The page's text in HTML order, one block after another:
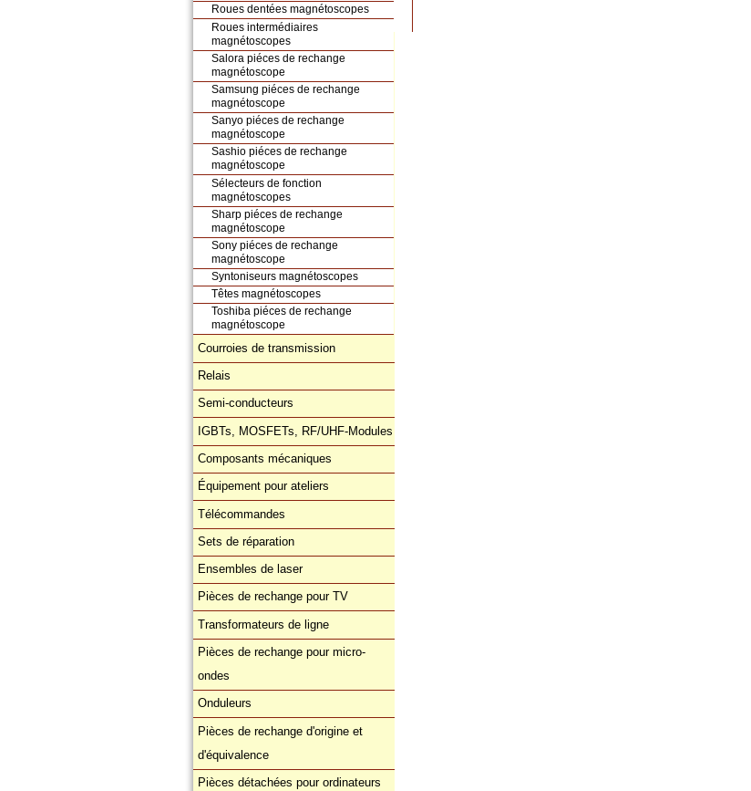
Roues dentées magnétoscopes
Roues intermédiaires
magnétoscopes
Salora piéces de rechange
magnétoscope
Samsung piéces de rechange
magnétoscope
Sanyo piéces de rechange
magnétoscope
Sashio piéces de rechange
magnétoscope
Sélecteurs de fonction
magnétoscopes
Sharp piéces de rechange
magnétoscope
Sony piéces de rechange
magnétoscope
Syntoniseurs magnétoscopes
Têtes magnétoscopes
Toshiba piéces de rechange
magnétoscope
Courroies de transmission
Relais
Semi-conducteurs
IGBTs, MOSFETs, RF/UHF-Modules
Composants mécaniques
Équipement pour ateliers
Télécommandes
Sets de réparation
Ensembles de laser
Pièces de rechange pour TV
Transformateurs de ligne
Pièces de rechange pour micro-
ondes
Onduleurs
Pièces de rechange d'origine et
d'équivalence
Pièces détachées pour ordinateurs